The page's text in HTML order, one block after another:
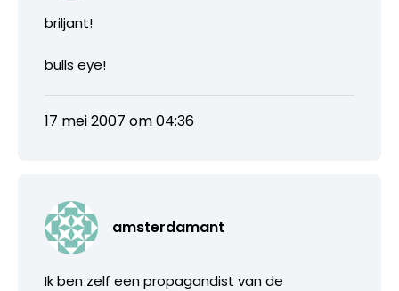
briljant!
bulls eye!
17 mei 2007 om 04:36
amsterdamant
Ik ben zelf een propagandist van de